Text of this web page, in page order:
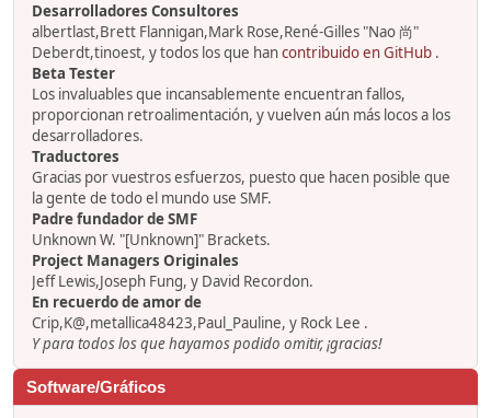
Desarrolladores Consultores
albertlast,Brett Flannigan,Mark Rose,René-Gilles "Nao 尚"
Deberdt,tinoest, y todos los que hancontribuido en GitHub .
Beta Tester
Los invaluables que incansablemente encuentran fallos,
proporcionan retroalimentación, y vuelven aún más locos a los
desarrolladores.
Traductores
Gracias por vuestros esfuerzos, puesto que hacen posible que
la gente de todo el mundo use SMF.
Padre fundador de SMF
Unknown W. "[Unknown]" Brackets.
Project Managers Originales
Jeff Lewis,Joseph Fung, y David Recordon.
En recuerdo de amor de
Crip,K@,metallica48423,Paul_Pauline, y Rock Lee .
Y para todos los que hayamos podido omitir, ¡gracias!
Software/Gráficos